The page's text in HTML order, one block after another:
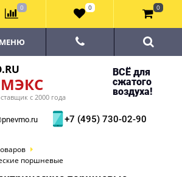
с 2000 года
ВСЁ для
сжатого
воздуха!
+7 (495) 730-02-90
МЕНЮ
поршневые
0 0 0